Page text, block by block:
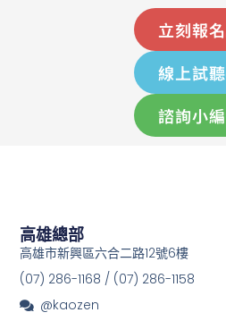
立刻報名
線上試聽
諮詢小編
高雄總部
高雄市新興區六合二路12號6樓
(07) 286-1168 / (07) 286-1158
@kaozen